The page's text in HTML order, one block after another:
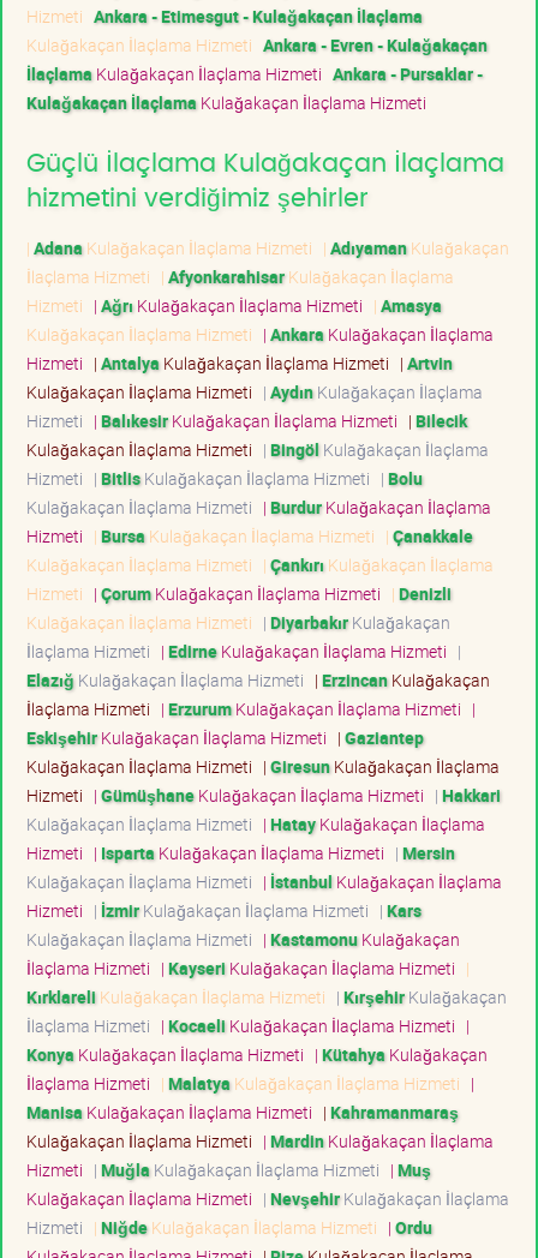
Hizmeti Ankara - Etimesgut - Kulağakaçan İlaçlama
Kulağakaçan İlaçlama Hizmeti Ankara - Evren - Kulağakaçan
İlaçlama Kulağakaçan İlaçlama Hizmeti Ankara - Pursaklar -
Kulağakaçan İlaçlama Kulağakaçan İlaçlama Hizmeti
Güçlü İlaçlama Kulağakaçan İlaçlama
hizmetini verdiğimiz şehirler
| Adana Kulağakaçan İlaçlama Hizmeti | AdıyamanKulağakaçan
İlaçlama Hizmeti | AfyonkarahisarKulağakaçan İlaçlama
Hizmeti | Ağrı Kulağakaçan İlaçlama Hizmeti | Amasya
Kulağakaçan İlaçlama Hizmeti | Ankara Kulağakaçan İlaçlama
Hizmeti | Antalya Kulağakaçan İlaçlama Hizmeti | Artvin
Kulağakaçan İlaçlama Hizmeti | AydınKulağakaçan İlaçlama
Hizmeti | BalıkesirKulağakaçan İlaçlama Hizmeti | Bilecik
Kulağakaçan İlaçlama Hizmeti | Bingöl Kulağakaçan İlaçlama
Hizmeti | BitlisKulağakaçan İlaçlama Hizmeti | Bolu
Kulağakaçan İlaçlama Hizmeti | BurdurKulağakaçan İlaçlama
Hizmeti | Bursa Kulağakaçan İlaçlama Hizmeti | Çanakkale
Kulağakaçan İlaçlama Hizmeti | Çankırı Kulağakaçan İlaçlama
Hizmeti | ÇorumKulağakaçan İlaçlama Hizmeti | Denizli
Kulağakaçan İlaçlama Hizmeti | DiyarbakırKulağakaçan
İlaçlama Hizmeti | EdirneKulağakaçan İlaçlama Hizmeti |
Elazığ Kulağakaçan İlaçlama Hizmeti | ErzincanKulağakaçan
İlaçlama Hizmeti | ErzurumKulağakaçan İlaçlama Hizmeti |
EskişehirKulağakaçan İlaçlama Hizmeti | Gaziantep
Kulağakaçan İlaçlama Hizmeti | GiresunKulağakaçan İlaçlama
Hizmeti | GümüşhaneKulağakaçan İlaçlama Hizmeti | Hakkari
Kulağakaçan İlaçlama Hizmeti | HatayKulağakaçan İlaçlama
Hizmeti | Isparta Kulağakaçan İlaçlama Hizmeti | Mersin
Kulağakaçan İlaçlama Hizmeti | İstanbul Kulağakaçan İlaçlama
Hizmeti | İzmirKulağakaçan İlaçlama Hizmeti | Kars
Kulağakaçan İlaçlama Hizmeti | KastamonuKulağakaçan
İlaçlama Hizmeti | Kayseri Kulağakaçan İlaçlama Hizmeti |
Kırklareli Kulağakaçan İlaçlama Hizmeti | KırşehirKulağakaçan
İlaçlama Hizmeti | Kocaeli Kulağakaçan İlaçlama Hizmeti |
Konya Kulağakaçan İlaçlama Hizmeti | Kütahya Kulağakaçan
İlaçlama Hizmeti | Malatya Kulağakaçan İlaçlama Hizmeti |
Manisa Kulağakaçan İlaçlama Hizmeti | Kahramanmaraş
Kulağakaçan İlaçlama Hizmeti | MardinKulağakaçan İlaçlama
Hizmeti | Muğla Kulağakaçan İlaçlama Hizmeti | Muş
Kulağakaçan İlaçlama Hizmeti | NevşehirKulağakaçan İlaçlama
Hizmeti | NiğdeKulağakaçan İlaçlama Hizmeti | Ordu